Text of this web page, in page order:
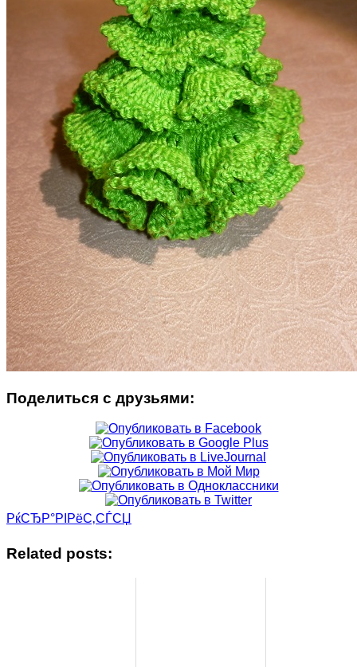
Поделиться с друзьями:
РќСЂР°РІРёС‚СЃСЏ
Related posts: